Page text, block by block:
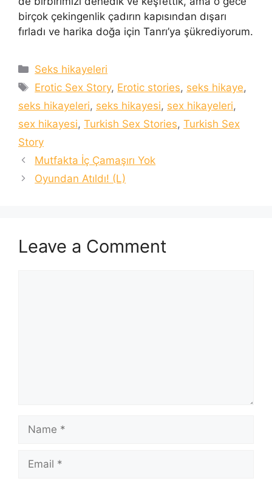
birçok çekingenlik çadırın kapısından dışarı
fırladı ve harika doğa için Tanrı’ya şükrediyorum.
Categories
Seks hikayeleri
Tags
Erotic Sex Story, Erotic stories, seks hikaye,
seks hikayeleri, seks hikayesi, sex hikayeleri,
sex hikayesi, Turkish Sex Stories, Turkish Sex
Story
Mutfakta İç Çamaşırı Yok
Oyundan Atıldı! (L)
Leave a Comment